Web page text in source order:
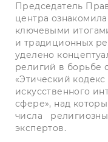
Председатель
центра
ключевыми
и традиционных
уделено
религий в борьбе
«Этический
искусственного
сфере», над
числа
экспертов.